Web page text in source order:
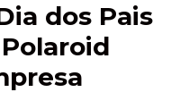
dos Pais